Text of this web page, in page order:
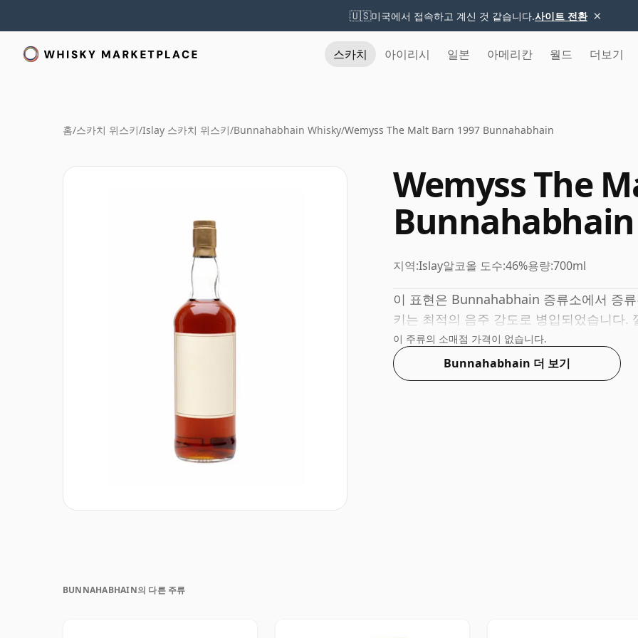
🇺🇸미국에서 접속하고 계신 것 같습니다.사이트 전환 ×
스카치 아이리시 일본 아메리칸 월드 더보기
홈/스카치 위스키/Islay 스카치 위스키/Bunnahabhain Whisky/Wemyss The Malt Barn 1997 Bunnahabhain
Wemyss The
Bunnahabhain
지역:Islay알코올 도수:46%용량:700ml
이 표현은 Bunnahabhain 증류소에서 증
키는 최적의 음주 강도로 병입되었습니다.
이 주류의 소매점 가격이 없습니다.
Bunnahabhain 더 보기
BUNNAHABHAIN의 다른 주류